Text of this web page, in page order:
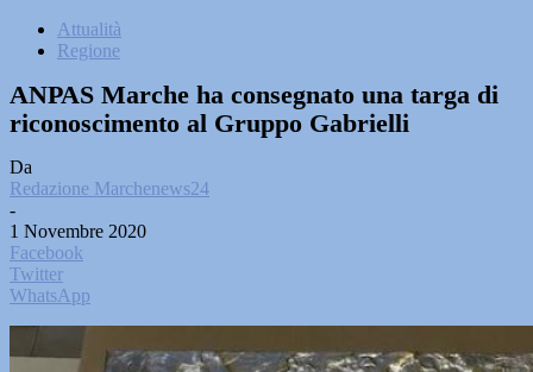
Attualità
Regione
ANPAS Marche ha consegnato una targa di
riconoscimento al Gruppo Gabrielli
Da
Redazione Marchenews24
-
1 Novembre 2020
Facebook
Twitter
WhatsApp